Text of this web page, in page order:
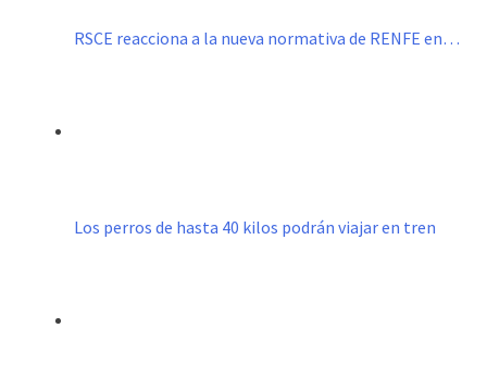
RSCE reacciona a la nueva normativa de RENFE en…
Los perros de hasta 40 kilos podrán viajar en tren